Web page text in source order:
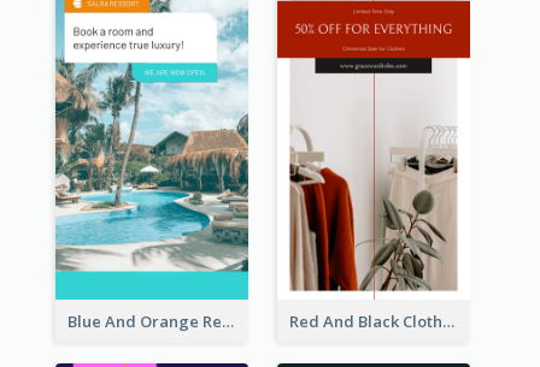
Blue And Orange Resort Photo Hotel Instagram Story Red And Black Clothes Sale Instagram Story